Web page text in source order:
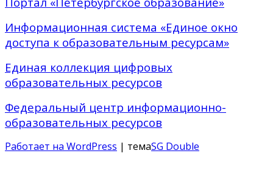
Информационная система «Единое окно
доступа к образовательным ресурсам»
Единая коллекция цифровых
образовательных ресурсов
Федеральный центр информационно-
образовательных ресурсов
Работает на WordPress | темаSG Double